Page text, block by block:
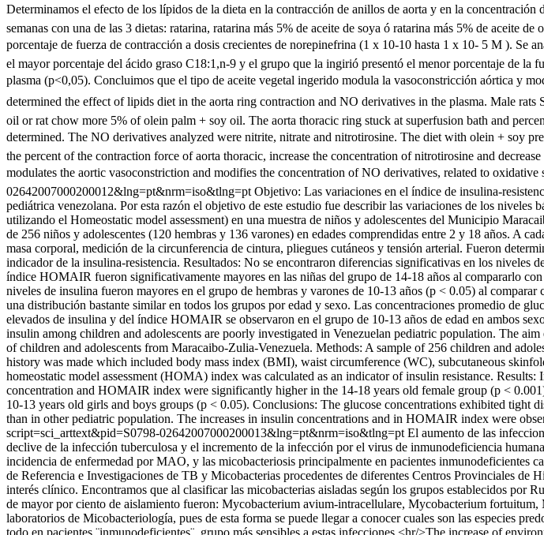
Determinamos el efecto de los lípidos de la dieta en la contracción de anillos de aorta y en la
semanas con una de las 3 dietas: ratarina, ratarina más 5% de aceite de soya ó ratarina más 5% de aceite
porcentaje de fuerza de contracción a dosis crecientes de norepinefrina (1 x 10-10 hasta 1 x 10- 5 M ). Se
el mayor porcentaje del ácido graso C18:1,n-9 y el grupo que la ingirió presentó el menor porcentaje de
plasma (p<0,05). Concluimos que el tipo de aceite vegetal ingerido modula la vasoconstricción aórtica y
determined the effect of lipids diet in the aorta ring contraction and NO derivatives in the plasma. Male
oil or rat chow more 5% of olein palm + soy oil. The aorta thoracic ring stuck at superfusion bath and
determined. The NO derivatives analyzed were nitrite, nitrate and nitrotirosine. The diet with olein + soy
the percent of the contraction force of aorta thoracic, increase the concentration of nitrotirosine and
modulates the aortic vasoconstriction and modifies the concentration of NO derivatives, related to oxidative
02642007000200012&lng=pt&nrm=iso&tlng=pt Objetivo: Las variaciones en el índice de insulina-
pediátrica venezolana. Por esta razón el objetivo de este estudio fue describir las variaciones de los
utilizando el Homeostatic model assessment) en una muestra de niños y adolescentes del Municipio
de 256 niños y adolescentes (120 hembras y 136 varones) en edades comprendidas entre 2 y 18 años. A
masa corporal, medición de la circunferencia de cintura, pliegues cutáneos y tensión arterial. Fueron
indicador de la insulina-resistencia. Resultados: No se encontraron diferencias significativas en los
índice HOMAIR fueron significativamente mayores en las niñas del grupo de 14-18 años al compararlo
niveles de insulina fueron mayores en el grupo de hembras y varones de 10-13 años (p < 0.05) al
una distribución bastante similar en todos los grupos por edad y sexo. Las concentraciones promedio de
elevados de insulina y del índice HOMAIR se observaron en el grupo de 10-13 años de edad en ambos
insulin among children and adolescents are poorly investigated in Venezuelan pediatric population. The
of children and adolescents from Maracaibo-Zulia-Venezuela. Methods: A sample of 256 children and
history was made which included body mass index (BMI), waist circumference (WC), subcutaneous
homeostatic model assessment (HOMA) index was calculated as an indicator of insulin resistance.
concentration and HOMAIR index were significantly higher in the 14-18 years old female group (p <
10-13 years old girls and boys groups (p < 0.05). Conclusions: The glucose concentrations exhibited
than in other pediatric population. The increases in insulin concentrations and in HOMAIR index were
script=sci_arttext&pid=S0798-02642007000200013&lng=pt&nrm=iso&tlng=pt El aumento de las
declive de la infección tuberculosa y el incremento de la infección por el virus de inmunodeficiencia
incidencia de enfermedad por MAO, y las micobacteriosis principalmente en pacientes inmunodeficientes
de Referencia e Investigaciones de TB y Micobacterias procedentes de diferentes Centros Provinciales
interés clínico. Encontramos que al clasificar las micobacterias aisladas según los grupos establecidos
de mayor por ciento de aislamiento fueron: Mycobacterium avium-intracellulare, Mycobacterium
laboratorios de Micobacteriología, pues de esta forma se puede llegar a conocer cuales son las especies
todo en pacientes ¨inmunodeficientes¨, grupo más sensibles a estas infecciones.<hr/>The increase of